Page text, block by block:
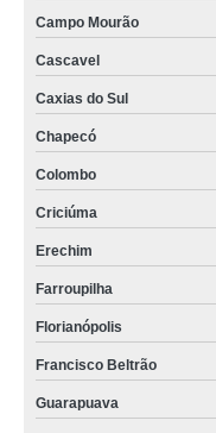
Campo Mourão
Cascavel
Caxias do Sul
Chapecó
Colombo
Criciúma
Erechim
Farroupilha
Florianópolis
Francisco Beltrão
Guarapuava